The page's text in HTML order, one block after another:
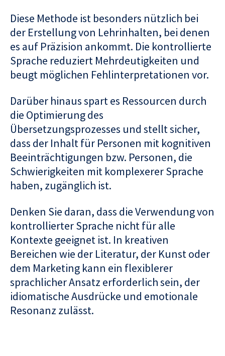
Diese Methode ist besonders nützlich bei
der Erstellung von Lehrinhalten, bei denen
es auf Präzision ankommt. Die kontrollierte
Sprache reduziert Mehrdeutigkeiten und
beugt möglichen Fehlinterpretationen vor.
Darüber hinaus spart es Ressourcen durch
die Optimierung des
Übersetzungsprozesses und stellt sicher,
dass der Inhalt für Personen mit kognitiven
Beeinträchtigungen bzw. Personen, die
Schwierigkeiten mit komplexerer Sprache
haben, zugänglich ist.
Denken Sie daran, dass die Verwendung von
kontrollierter Sprache nicht für alle
Kontexte geeignet ist. In kreativen
Bereichen wie der Literatur, der Kunst oder
dem Marketing kann ein flexiblerer
sprachlicher Ansatz erforderlich sein, der
idiomatische Ausdrücke und emotionale
Resonanz zulässt.